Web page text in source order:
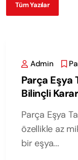
Tüm Yazılar
Admin
Parça Eşya
Bilinçli
Parça Eşya
özellikle az
bir eşya...